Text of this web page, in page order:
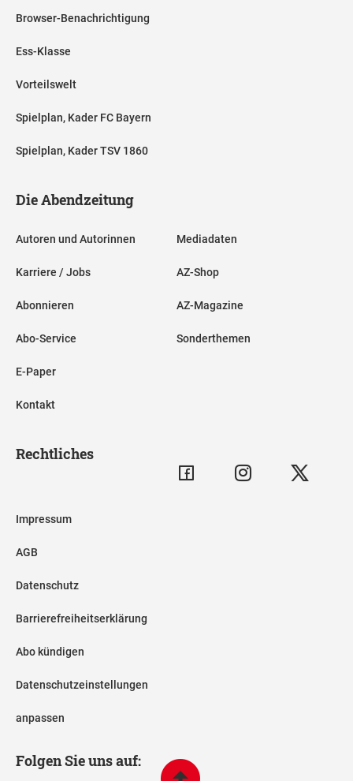
Browser-Benachrichtigung
Ess-Klasse
Vorteilswelt
Spielplan, Kader FC Bayern
Spielplan, Kader TSV 1860
Die Abendzeitung
Autoren und Autorinnen
Karriere / Jobs
Abonnieren
Abo-Service
E-Paper
Kontakt
Mediadaten
AZ-Shop
AZ-Magazine
Sonderthemen
Rechtliches
Impressum
AGB
Datenschutz
Barrierefreiheitserklärung
Abo kündigen
Datenschutzeinstellungen
anpassen
Folgen Sie uns auf: